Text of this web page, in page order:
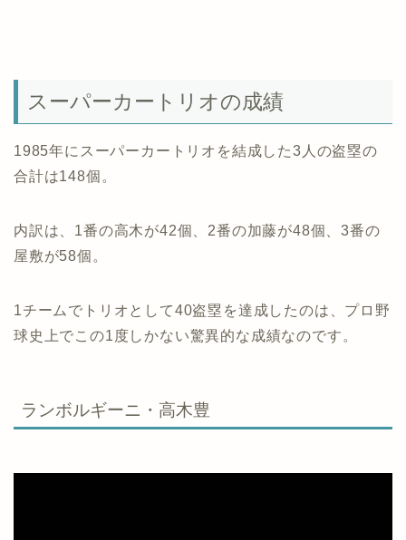
スーパーカートリオの成績
1985年にスーパーカートリオを結成した3人の盗塁の
合計は148個。
内訳は、1番の高木が42個、2番の加藤が48個、3番の
屋敷が58個。
1チームでトリオとして40盗塁を達成したのは、プロ野
球史上でこの1度しかない驚異的な成績なのです。
ランボルギーニ・高木豊